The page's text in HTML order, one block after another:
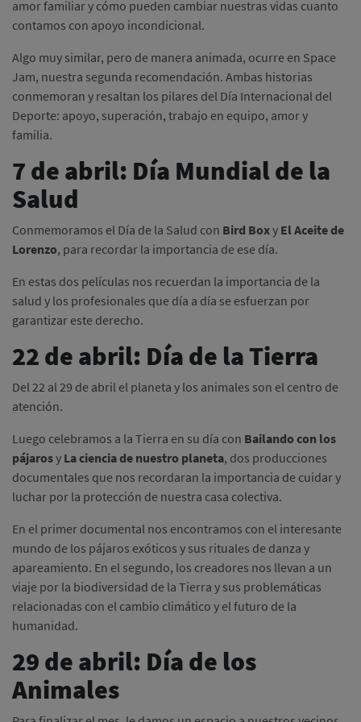
amor familiar y cómo pueden cambiar nuestras vidas cuanto
contamos con apoyo incondicional.
Algo muy similar, pero de manera animada, ocurre en Space
Jam, nuestra segunda recomendación. Ambas historias
conmemoran y resaltan los pilares del Día Internacional del
Deporte: apoyo, superación, trabajo en equipo, amor y
familia.
7 de abril: Día Mundial de la
Salud
Conmemoramos el Día de la Salud con Bird Boxy El Aceite de
Lorenzo, para recordar la importancia de ese día.
En estas dos películas nos recuerdan la importancia de la
salud y los profesionales que día a día se esfuerzan por
garantizar este derecho.
22 de abril: Día de la Tierra
Del 22 al 29 de abril el planeta y los animales son el centro de
atención.
Luego celebramos a la Tierra en su día con Bailando con los
pájarosy La ciencia de nuestro planeta, dos producciones
documentales que nos recordaran la importancia de cuidar y
luchar por la protección de nuestra casa colectiva.
En el primer documental nos encontramos con el interesante
mundo de los pájaros exóticos y sus rituales de danza y
apareamiento. En el segundo, los creadores nos llevan a un
viaje por la biodiversidad de la Tierra y sus problemáticas
relacionadas con el cambio climático y el futuro de la
humanidad.
29 de abril: Día de los
Animales